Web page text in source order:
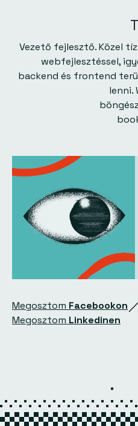
Megosztom Facebookon
Megosztom Linkedinen
Vezető fejlesztő. Közel
webfejlesztéssel,
backend és frontend
lenni.